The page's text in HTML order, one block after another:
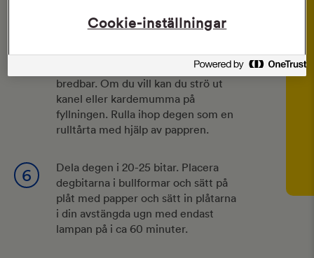
försiktigt ut degen, ca 25 x 60 cm.
5
Bred ut fyllningen över hela
bulldegen, se till att den är mjuk och
bredbar. Om du vill kan du strö ut
kanel eller kardemumma på
fyllningen. Rulla ihop degen som en
rulltårta med hjälp av pappren.
6
Dela degen i 20-25 bitar. Placera
degbitarna i bullformar och sätt på
plåt med papper och sätt in plåtarna
i din avstängda ugn med endast
lampan på i ca 60 minuter.
Cookie-inställningar